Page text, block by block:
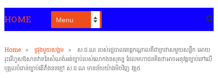
HOME
Home > ជ្រុងមួយសង្គម >
ស.ជ.ណ របស់រដ្ឋបាលខេត្តកណ្ដាលគឺជាក្រដាសមួយសន្លឹក អោយ
រុះរើហួសឱសានវាទនៃសំណង់អត់ច្បាប់របស់លោកងនសុគន្ធ ដែលមហាជនគិតថាអាចអនុវត្តច្បាប់ទៅលើ
បុគ្គលបំពាន់ច្បាប់តើវាំងននខ្មៅ ស.ជ.ណ មានន័យយ៉ាងមិចវិញ វគ្គ៥